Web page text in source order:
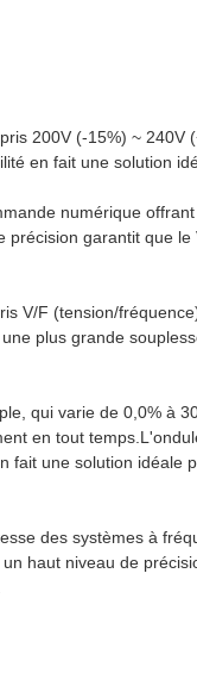
200V (-15%) ~ 240V
en fait une solution
numérique
précision garantit que le
V/F (tension/
plus grande
qui varie de 0,0% à
en tout
fait une solution idéale
des systèmes à
haut niveau de